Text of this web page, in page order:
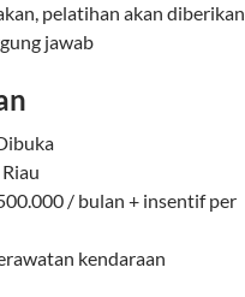
pelatihan akan diberikan
jawab
/ bulan + insentif per
kendaraan